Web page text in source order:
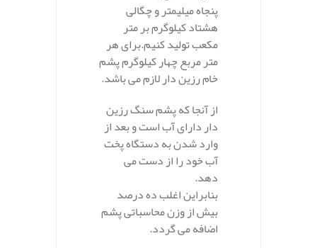
پنجاه میلیمتر و چگالی
هشتاد کیلوگرم بر متر
مکعب تولید کنیم.برای هر
متر مربع چهار کیلوگرم پشم
خام رزین دار لازم می باشد.
از آنجا که پشم سنگ رزین
دار دارای آب است و بعد از
وارد شدن به دستگاه پخت
آب خود را از دست می
دهد.
بنابراین اغلب ده درصد
بیش از وزن محاسباتی پشم
اضافه می گردد.